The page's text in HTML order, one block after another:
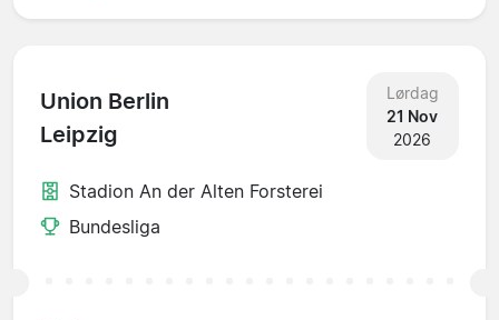
Union Berlin
Leipzig
Lørdag
21 Nov
2026
Stadion An der Alten Forsterei
Bundesliga